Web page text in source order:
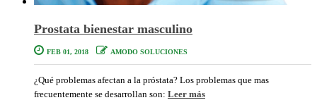
Prostata bienestar masculino
FEB 01, 2018 AMODO SOLUCIONES
¿Qué problemas afectan a la próstata? Los problemas que mas
frecuentemente se desarrollan son: Leer más